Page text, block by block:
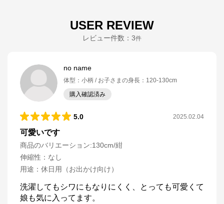
USER REVIEW
レビュー件数： 3件
no name
体型 ： 小柄 お子さまの身長 ： 120-130cm
購入確認済み
5.0 2025.02.04
可愛いです
商品のバリエーション:130cm/紺
伸縮性 ： なし
用途 ： 休日用（お出かけ向け）
洗濯してもシワにもなりにくく、とっても可愛くて
娘も気に入ってます。